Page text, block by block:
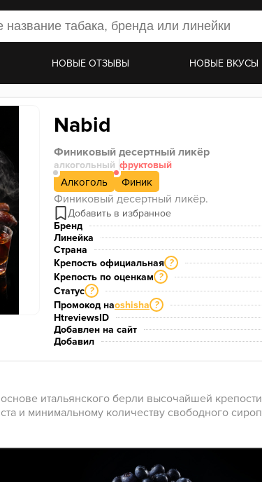
НОВЫЕ ОТЗЫВЫ НОВЫЕ ВКУСЫ
Nabid
Финиковый десертный ликёр
алкогольный фруктовый
Алкоголь Финик
Финиковый десертный ликёр.
Бренд
Линейка
Страна
Крепость официальная ?
Крепость по оценкам ?
Статус ?
Промокод наoshisha ?
HtreviewsID
Добавлен на сайт
Добавил
итальянского берли высочайшей
и минимальному количеству свободного